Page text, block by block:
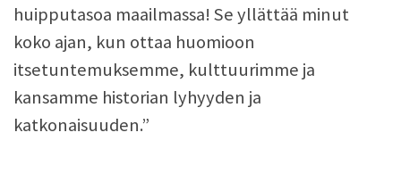
huipputasoa maailmassa! Se yllättää minut
koko ajan, kun ottaa huomioon
itsetuntemuksemme, kulttuurimme ja
kansamme historian lyhyyden ja
katkonaisuuden.”